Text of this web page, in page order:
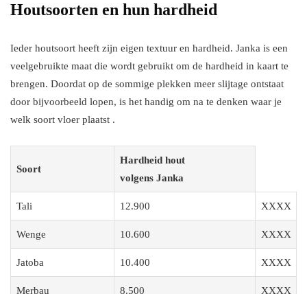
Houtsoorten en hun hardheid
Ieder houtsoort heeft zijn eigen textuur en hardheid. Janka is een
veelgebruikte maat die wordt gebruikt om de hardheid in kaart te
brengen. Doordat op de sommige plekken meer slijtage ontstaat
door bijvoorbeeld lopen, is het handig om na te denken waar je
welk soort vloer plaatst .
Soort
Hardheid hout
volgens Janka
Tali 12.900 XXXX
Wenge 10.600 XXXX
Jatoba 10.400 XXXX
Merbau 8.500 XXXX